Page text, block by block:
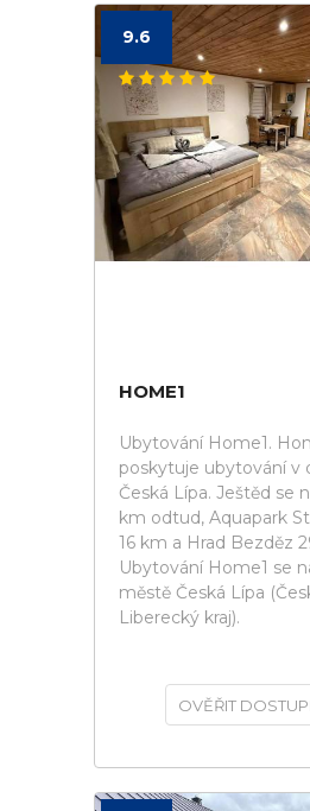
9.6
HOME1
Ubytování Home1.
poskytuje ubytování v
Česká Lípa. Ještěd se
km odtud, Aquapark
16 km a Hrad Bezděz
Ubytování Home1 se
městě Česká Lípa
Liberecký kraj).
OVĚŘIT